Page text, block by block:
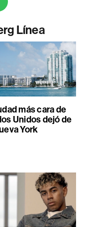
Línea
más cara de
Unidos dejó de
York